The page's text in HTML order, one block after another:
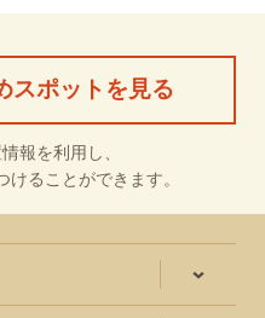
スポットを見る
報を利用し、
けることができます。